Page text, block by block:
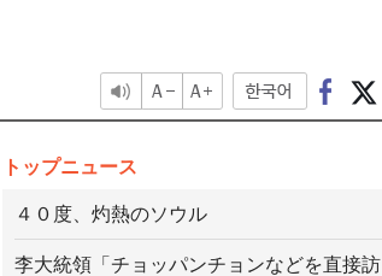
トップニュース
４０度、灼熱のソウル
李大統領「チョッパンチョンなどを直接訪